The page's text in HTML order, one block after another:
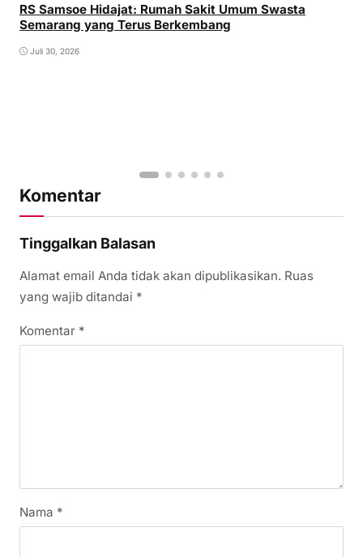
RS Samsoe Hidajat: Rumah Sakit Umum Swasta
Semarang yang Terus Berkembang
Juli 30, 2026
Komentar
Tinggalkan Balasan
Alamat email Anda tidak akan dipublikasikan. Ruas
yang wajib ditandai *
Komentar *
Nama *